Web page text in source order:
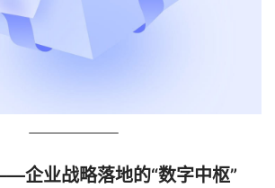
企业战略落地的“数字中枢”